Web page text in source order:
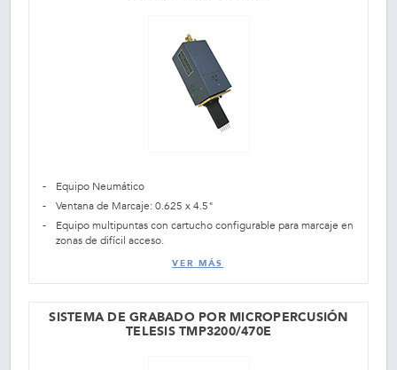
Equipo Neumático
Ventana de Marcaje: 0.625 x 4.5"
Equipo multipuntas con cartucho configurable para marcaje en
zonas de difícil acceso.
VER MÁS
SISTEMA DE GRABADO POR MICROPERCUSIÓN
TELESIS TMP3200/470E